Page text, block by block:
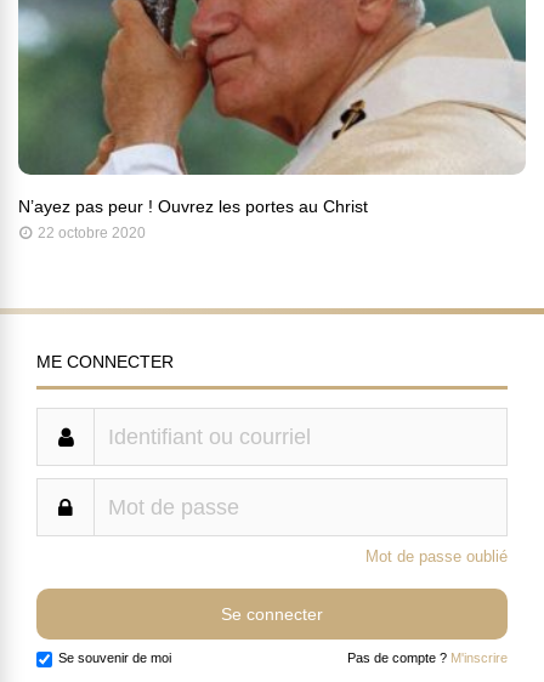
N’ayez pas peur ! Ouvrez les portes au Christ
22 octobre 2020
ME CONNECTER
Mot de passe oublié
Se souvenir de moi Pas de compte ? M'inscrire